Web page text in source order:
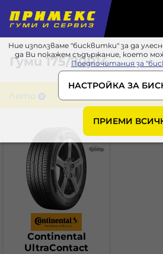
Ние използваме "бисквитки" за да
да Ви покажем съдържание, което
Предпочитания за
НАСТРОЙКА ЗА
ПРИЕМИ
Гуми175/70R14
Лято Continental
Continental
UltraContact